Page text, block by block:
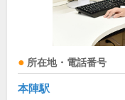
所在地・電話番号
本陣駅